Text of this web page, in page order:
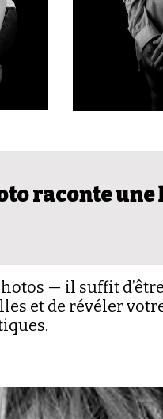
raconte
— il suffit
et de révéler